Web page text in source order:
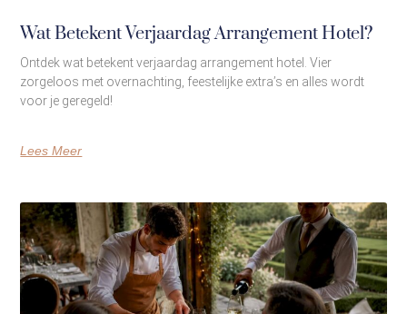
Wat Betekent Verjaardag Arrangement Hotel?
Ontdek wat betekent verjaardag arrangement hotel. Vier
zorgeloos met overnachting, feestelijke extra’s en alles wordt
voor je geregeld!
Lees Meer